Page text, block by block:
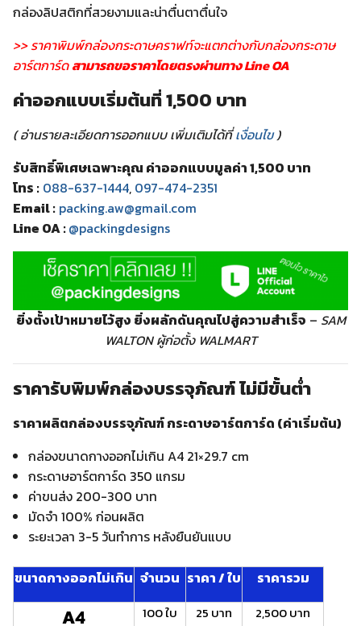
กล่องลิปสติกที่สวยงามและน่าตื่นตาตื่นใจ
>> ราคาพิมพ์กล่องกระดาษคราฟท์จะแตกต่างกับกล่องกระดาษ
อาร์ตการ์ดสามารถขอราคาโดยตรงผ่านทาง Line OA
ค่าออกแบบเริ่มต้นที่ 1,500 บาท
( อ่านรายละเอียดการออกแบบ เพิ่มเติมได้ที่เงื่อนไข)
รับสิทธิ์พิเศษเฉพาะคุณ ค่าออกแบบมูลค่า 1,500 บาท
โทร : 088-637-1444, 097-474-2351
Email : packing.aw@gmail.com
Line OA :@packingdesigns
ยิ่งตั้งเป้าหมายไว้สูง ยิ่งผลักดันคุณไปสู่ความสำเร็จ – SAM
WALTON ผู้ก่อตั้ง WALMART
ราคารับพิมพ์กล่องบรรจุภัณฑ์ ไม่มีขั้นต่ำ
ราคาผลิตกล่องบรรจุภัณฑ์ กระดาษอาร์ตการ์ด (ค่าเริ่มต้น)
กล่องขนาดกางออกไม่เกิน A4 21×29.7 cm
กระดาษอาร์ตการ์ด 350 แกรม
ค่าขนส่ง 200-300 บาท
มัดจำ 100% ก่อนผลิต
ระยะเวลา 3-5 วันทำการ หลังยืนยันแบบ
ขนาดกางออกไม่เกิน จำนวน ราคา / ใบ ราคารวม
A4 100 ใบ 25 บาท 2,500 บาท